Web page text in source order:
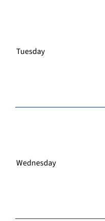
Tuesday
Wednesday